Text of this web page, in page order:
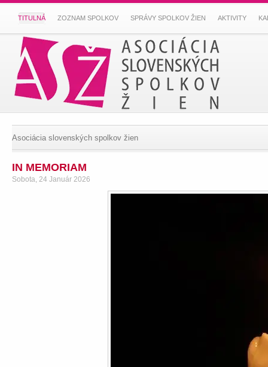
TITULNÁ ZOZNAM SPOLKOV SPRÁVY SPOLKOV ŽIEN AKTIVITY
Asociácia slovenských spolkov žien
IN MEMORIAM
Sobota, 24 Január 2026